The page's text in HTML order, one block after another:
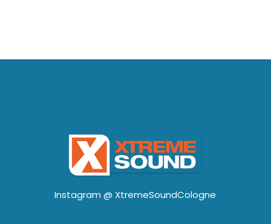
Instagram @ XtremeSoundCologne